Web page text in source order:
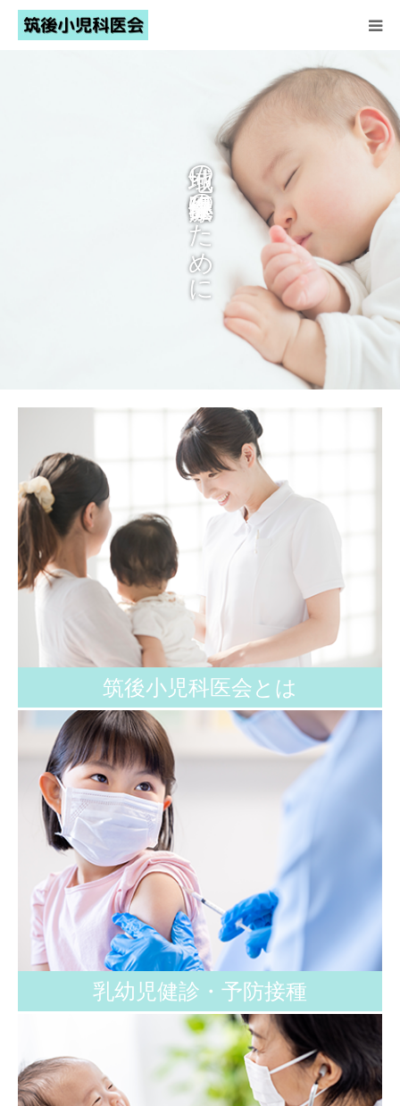
地域の小児医療保健のために
筑後小児科医会とは
乳幼児健診・予防接種